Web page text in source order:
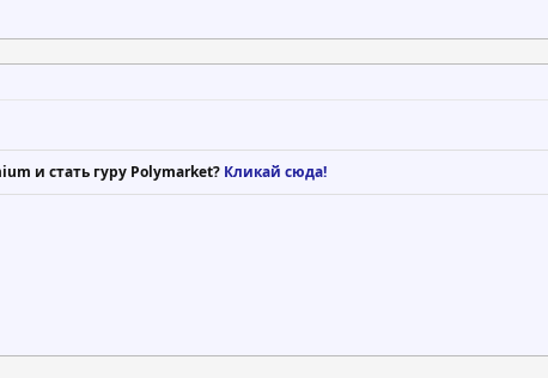
и стать гуру Polymarket? Кликай сюда!